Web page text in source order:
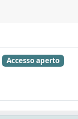
Accesso aperto